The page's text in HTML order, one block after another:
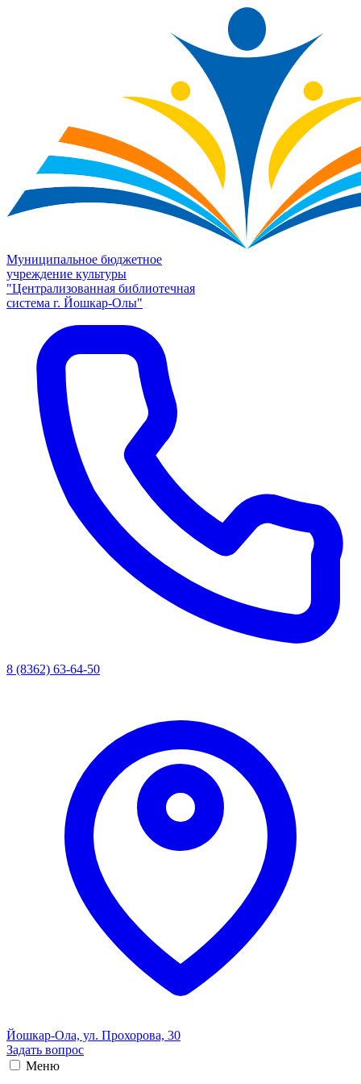
Муниципальное бюджетное
учреждение культуры
"Централизованная библиотечная
система г. Йошкар-Олы"
8 (8362) 63-64-50
Йошкар-Ола, ул. Прохорова, 30
Задать вопрос
Меню